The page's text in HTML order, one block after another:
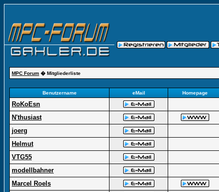
MPC Forum � Mitgliederliste
Benutzername eMail Homepage
RoKoEsn
N'thusiast
joerg
Helmut
VTG55
modellbahner
Marcel Roels